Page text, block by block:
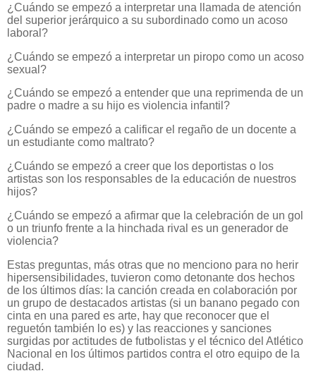
¿Cuándo se empezó a interpretar una llamada de atención
del superior jerárquico a su subordinado como un acoso
laboral?
¿Cuándo se empezó a interpretar un piropo como un acoso
sexual?
¿Cuándo se empezó a entender que una reprimenda de un
padre o madre a su hijo es violencia infantil?
¿Cuándo se empezó a calificar el regaño de un docente a
un estudiante como maltrato?
¿Cuándo se empezó a creer que los deportistas o los
artistas son los responsables de la educación de nuestros
hijos?
¿Cuándo se empezó a afirmar que la celebración de un gol
o un triunfo frente a la hinchada rival es un generador de
violencia?
Estas preguntas, más otras que no menciono para no herir
hipersensibilidades, tuvieron como detonante dos hechos
de los últimos días: la canción creada en colaboración por
un grupo de destacados artistas (si un banano pegado con
cinta en una pared es arte, hay que reconocer que el
reguetón también lo es) y las reacciones y sanciones
surgidas por actitudes de futbolistas y el técnico del Atlético
Nacional en los últimos partidos contra el otro equipo de la
ciudad.